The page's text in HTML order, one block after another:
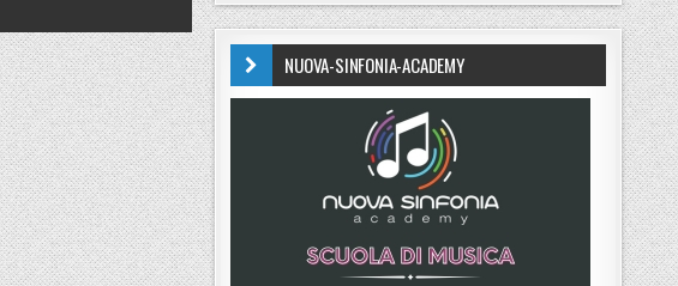
NUOVA-SINFONIA-ACADEMY